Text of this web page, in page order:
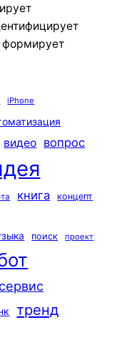
формирует
iPhone
видео вопрос
книга
концепт
поиск проект
сервис
тренд